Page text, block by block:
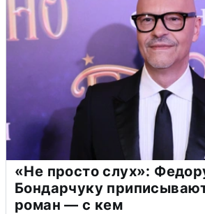
«Не просто слух»:
Бондарчуку
роман — с кем